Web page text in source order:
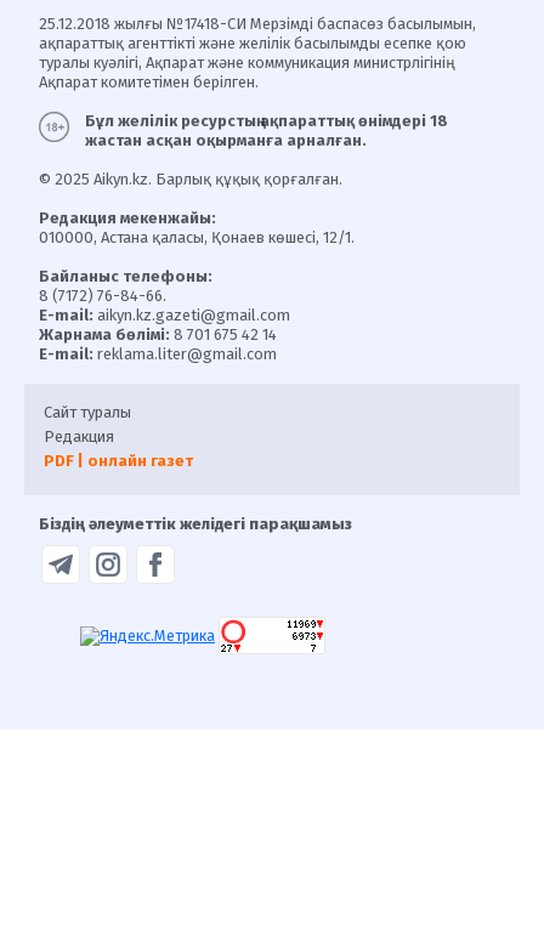
25.12.2018 жылғы №17418-СИ Мерзімді баспасөз басылымын,
ақпараттық агенттікті және желілік басылымды есепке қою
туралы куәлігі, Ақпарат және коммуникация министрлігінің
Ақпарат комитетімен берілген.
Бұл желілік ресурстың ақпараттық өнімдері 18
жастан асқан оқырманға арналған.
© 2025 Aikyn.kz. Барлық құқық қорғалған.
Редакция мекенжайы:
010000, Астана қаласы, Қонаев көшесі, 12/1.
Байланыс телефоны:
8 (7172) 76-84-66.
E-mail: aikyn.kz.gazeti@gmail.com
Жарнама бөлімі: 8 701 675 42 14
E-mail: reklama.liter@gmail.com
Сайт туралы
Редакция
PDF | онлайн газет
Біздің әлеуметтік желідегі парақшамыз